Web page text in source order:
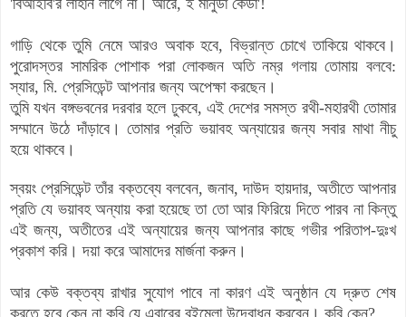
গাড়ি থেকে তুমি নেমে আরও অবাক হবে, বিভ্রান্ত চোখে তাকিয়ে থাকবে।
পুরোদস্তর সামরিক পোশাক পরা লোকজন অতি নম্র গলায় তোমায় বলবে:
স্যার, মি. প্রেসিডেন্ট আপনার জন্য অপেক্ষা করছেন।
তুমি যখন বঙ্গভবনের দরবার হলে ঢুকবে, এই দেশের সমস্ত রথী-মহারথী তোমার
সম্মানে উঠে দাঁড়াবে। তোমার প্রতি ভয়াবহ অন্যায়ের জন্য সবার মাথা নীচু
হয়ে থাকবে।
স্বয়ং প্রেসিডেন্ট তাঁর বক্তব্যে বলবেন, জনাব, দাউদ হায়দার, অতীতে আপনার
প্রতি যে ভয়াবহ অন্যায় করা হয়েছে তা তো আর ফিরিয়ে দিতে পারব না কিন্তু
এই জন্য, অতীতের এই অন্যায়ের জন্য আপনার কাছে গভীর পরিতাপ-দুঃখ
প্রকাশ করি। দয়া করে আমাদের মার্জনা করুন।
আর কেউ বক্তব্য রাখার সুযোগ পাবে না কারণ এই অনুষ্ঠান যে দ্রুত শেষ
করতে হবে কেন না কবি যে এবারের বইমেলা উদ্বোধন করবেন। কবি কেন?